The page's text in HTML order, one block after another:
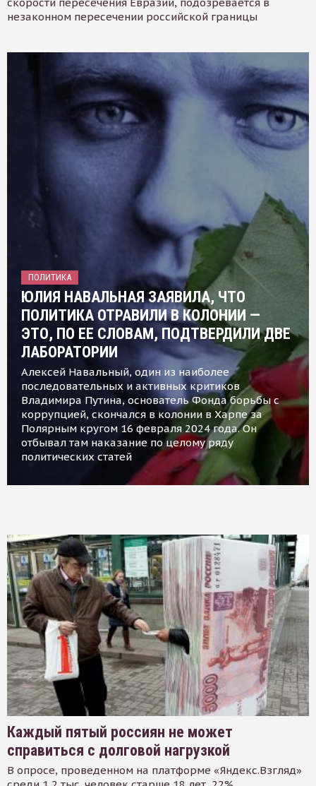
незаконном пересечении российской границы
ПОЛИТИКА
ЮЛИЯ НАВАЛЬНАЯ ЗАЯВИЛА, ЧТО
ПОЛИТИКА ОТРАВИЛИ В КОЛОНИИ —
ЭТО, ПО ЕЕ СЛОВАМ, ПОДТВЕРДИЛИ ДВЕ
ЛАБОРАТОРИИ
Алексей Навальный, один из наиболее
последовательных и активных критиков
Владимира Путина, основатель Фонда борьбы с
коррупцией, скончался в колонии в Харпе за
Полярным кругом 16 февраля 2024 года. Он
отбывал там наказание по целому ряду
политических статей
Каждый пятый россиян не может
справиться с долговой нагрузкой
В опросе, проведенном на платформе «Яндекс.Взгляд»